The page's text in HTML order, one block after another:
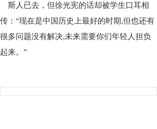
斯人已去，但徐光宪的话却被学生口耳相
传：“现在是中国历史上最好的时期,但也还有
很多问题没有解决,未来需要你们年轻人担负
起来。”